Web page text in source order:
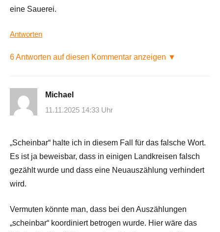
eine Sauerei.
Antworten
6 Antworten auf diesen Kommentar anzeigen ▼
Michael
11.11.2025 14:33 Uhr
„Scheinbar“ halte ich in diesem Fall für das falsche Wort.
Es ist ja beweisbar, dass in einigen Landkreisen falsch
gezählt wurde und dass eine Neuauszählung verhindert
wird.
Vermuten könnte man, dass bei den Auszählungen
„scheinbar“ koordiniert betrogen wurde. Hier wäre das